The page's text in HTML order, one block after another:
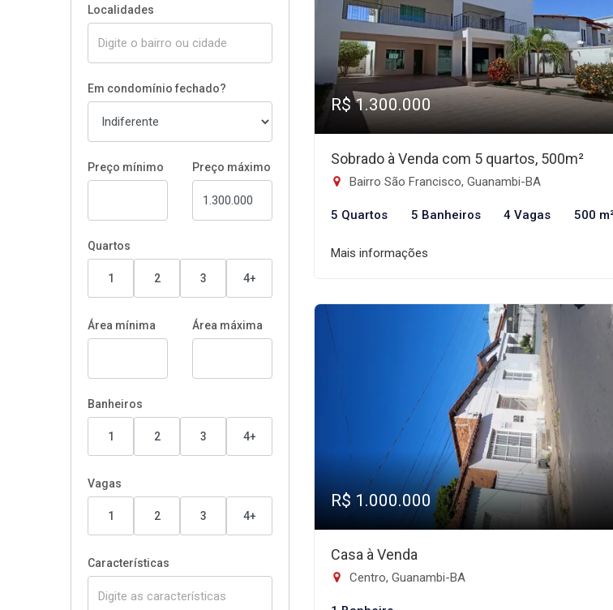
Localidades
Em condomínio fechado?
Preço mínimo Preço máximo
Quartos
1 2 3 4+
Área mínima Área máxima
Banheiros
1 2 3 4+
Vagas
1 2 3 4+
Características
R$ 1.300.000
Sobrado à Venda com 5 quartos, 500m²
Bairro São Francisco, Guanambi-BA
5 Quartos 5 Banheiros 4 Vagas 500
Mais informações
R$ 1.000.000
Casa à Venda
Centro, Guanambi-BA